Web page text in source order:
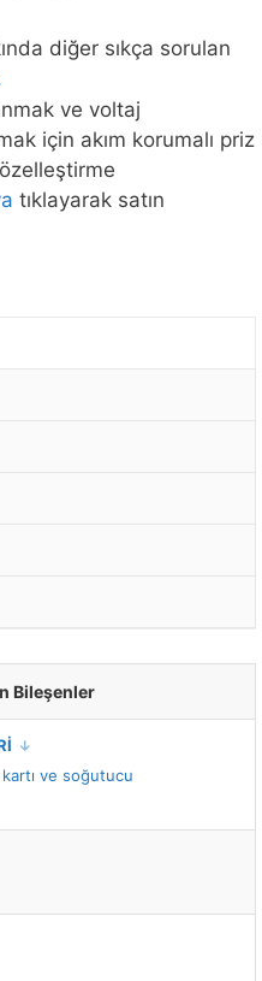
diğer sıkça sorulan
ve voltaj
için akım korumalı priz
tıklayarak satın
Bileşenler
ve soğutucu